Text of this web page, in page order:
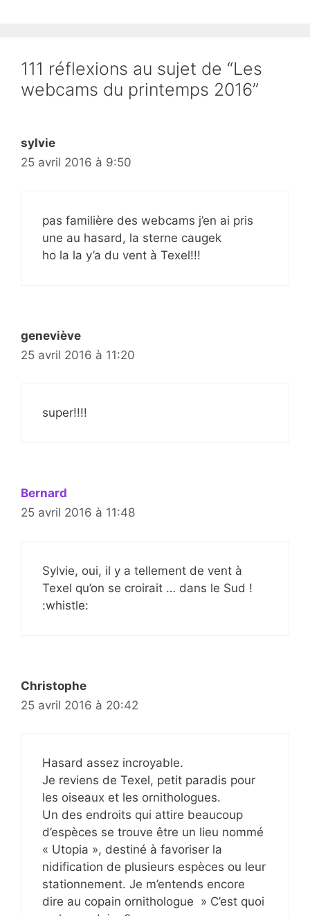
111 réflexions au sujet de “Les
webcams du printemps 2016”
sylvie
25 avril 2016 à 9:50
pas familière des webcams j’en ai pris
une au hasard, la sterne caugek
ho la la y’a du vent à Texel!!!
geneviève
25 avril 2016 à 11:20
super!!!!
Bernard
25 avril 2016 à 11:48
Sylvie, oui, il y a tellement de vent à
Texel qu’on se croirait … dans le Sud !
:whistle:
Christophe
25 avril 2016 à 20:42
Hasard assez incroyable.
Je reviens de Texel, petit paradis pour
les oiseaux et les ornithologues.
Un des endroits qui attire beaucoup
d’espèces se trouve être un lieu nommé
« Utopia », destiné à favoriser la
nidification de plusieurs espèces ou leur
stationnement. Je m’entends encore
dire au copain ornithologue » C’est quoi